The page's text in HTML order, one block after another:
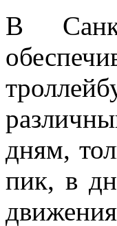
В
дням,
пик, в